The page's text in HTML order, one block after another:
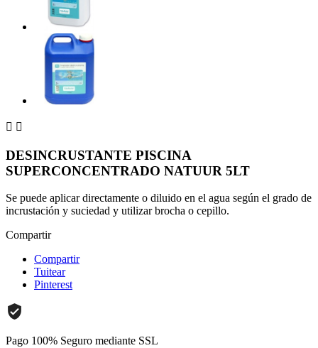
 
DESINCRUSTANTE PISCINA
SUPERCONCENTRADO NATUUR 5LT
Se puede aplicar directamente o diluido en el agua según el grado de
incrustación y suciedad y utilizar brocha o cepillo.
Compartir
Compartir
Tuitear
Pinterest
Pago 100% Seguro mediante SSL